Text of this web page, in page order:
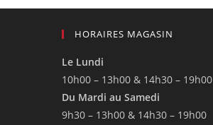
HORAIRES MAGASIN
Le Lundi
10h00 – 13h00 & 14h30 – 19h00
Du Mardi au Samedi
9h30 – 13h00 & 14h30 – 19h00